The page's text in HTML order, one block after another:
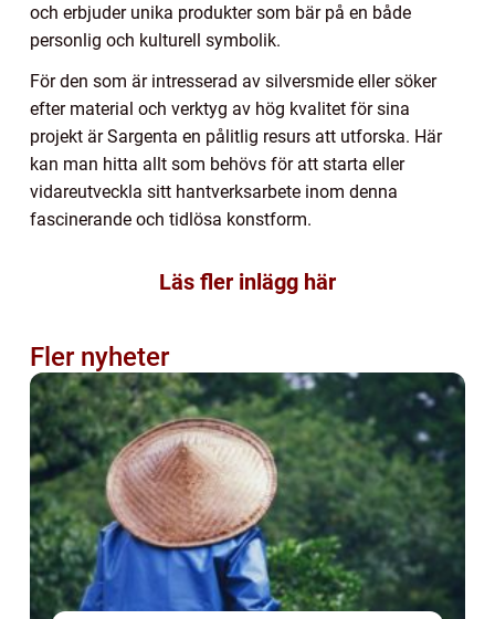
och erbjuder unika produkter som bär på en både
personlig och kulturell symbolik.
För den som är intresserad av silversmide eller söker
efter material och verktyg av hög kvalitet för sina
projekt är Sargenta en pålitlig resurs att utforska. Här
kan man hitta allt som behövs för att starta eller
vidareutveckla sitt hantverksarbete inom denna
fascinerande och tidlösa konstform.
Läs fler inlägg här
Fler nyheter